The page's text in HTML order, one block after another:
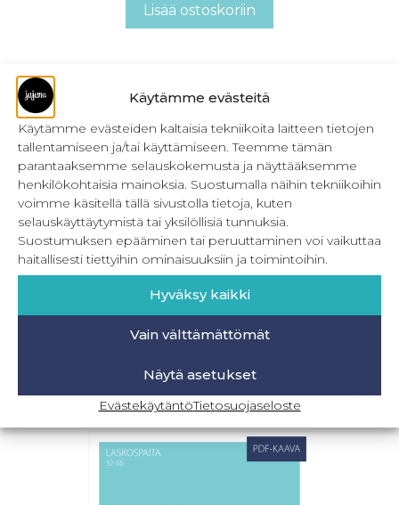
Käytämme evästeitä
Käytämme evästeiden kaltaisia tekniikoita laitteen tietojen
tallentamiseen ja/tai käyttämiseen. Teemme tämän
parantaaksemme selauskokemusta ja näyttääksemme
henkilökohtaisia mainoksia. Suostumalla näihin tekniikoihin
voimme käsitellä tällä sivustolla tietoja, kuten
selauskäyttäytymistä tai yksilöllisiä tunnuksia.
Suostumuksen epääminen tai peruuttaminen voi vaikuttaa
haitallisesti tiettyihin ominaisuuksiin ja toimintoihin.
Hyväksy kaikki
Vain välttämättömät
Näytä asetukset
EvästekäytäntöTietosuojaseloste
Lisää ostoskoriin
PDF Cross top 32-56
8,90€ Sis. ALV
Lisää ostoskoriin